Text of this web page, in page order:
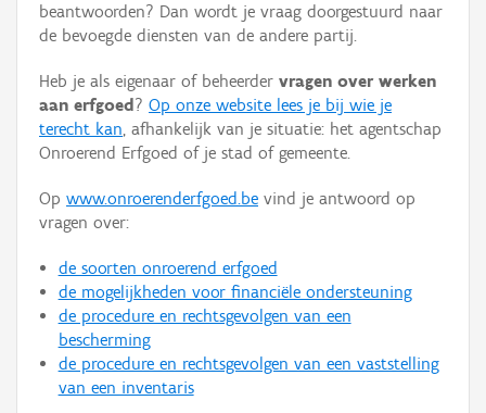
Persoon of collectief
Hergebruik
Aanmelden
beantwoorden? Dan wordt je vraag doorgestuurd naar
de bevoegde diensten van de andere partij.
Heb je als eigenaar of beheerder vragen over werken
aan erfgoed ? Op onze website lees je bij wie je
terecht kan, afhankelijk van je situatie: het agentschap
Onroerend Erfgoed of je stad of gemeente.
Op www.onroerenderfgoed.be vind je antwoord op
vragen over:
de soorten onroerend erfgoed
de mogelijkheden voor financiële ondersteuning
de procedure en rechtsgevolgen van een
bescherming
de procedure en rechtsgevolgen van een vaststelling
van een inventaris